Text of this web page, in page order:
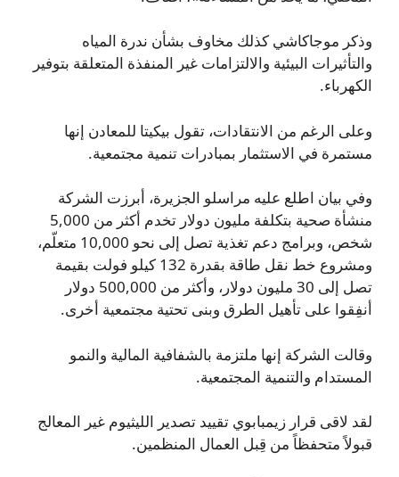
وذكر موجاكاشي كذلك مخاوف بشأن ندرة المياه
والتأثيرات البيئية والالتزامات غير المنفذة المتعلقة بتوفير
الكهرباء.
وعلى الرغم من الانتقادات، تقول بيكيتا للمعادن إنها
مستمرة في الاستثمار بمبادرات تنمية مجتمعية.
وفي بيان اطلع عليه مراسلو الجزيرة، أبرزت الشركة
منشأة صحية بتكلفة مليون دولار تخدم أكثر من 5,000
شخص، وبرامج دعم تغذية تصل إلى نحو 10,000 متعلّم،
ومشروع خط نقل طاقة بقدرة 132 كيلو فولت بقيمة
تصل إلى 30 مليون دولار، وأكثر من 500,000 دولار
أنفِقوا على تأهيل الطرق وبنى تحتية مجتمعية أخرى.
وقالت الشركة إنها ملتزمة بالشفافية المالية والنمو
المستدام والتنمية المجتمعية.
لقد لاقى قرار زيمبابوي تقييد تصدير الليثيوم غير المعالج
قبولاً متحفظاً من قِبل العمال المنظمين.